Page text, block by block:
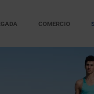
COMERCIO